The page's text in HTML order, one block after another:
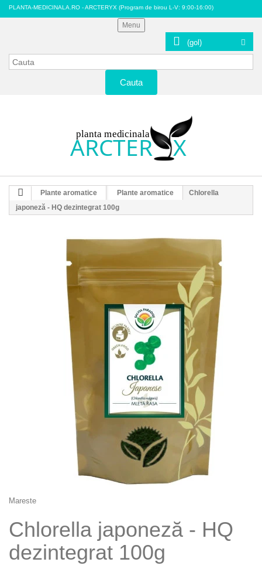
PLANTA-MEDICINALA.RO - ARCTERYX (Program de birou L-V: 9:00-16:00)
Menu
(gol)
Cauta
Plante aromatice Plante aromatice
Chlorella
japoneză - HQ dezintegrat 100g
Mareste
Chlorella japoneză - HQ
dezintegrat 100g